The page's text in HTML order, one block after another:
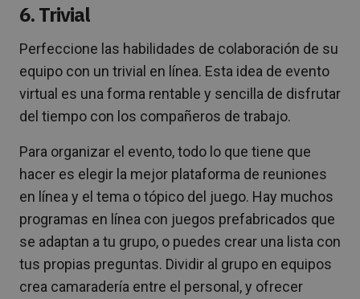
6. Trivial
Perfeccione las habilidades de colaboración de su
equipo con un trivial en línea. Esta idea de evento
virtual es una forma rentable y sencilla de disfrutar
del tiempo con los compañeros de trabajo.
Para organizar el evento, todo lo que tiene que
hacer es elegir la mejor plataforma de reuniones
en línea y el tema o tópico del juego. Hay muchos
programas en línea con juegos prefabricados que
se adaptan a tu grupo, o puedes crear una lista con
tus propias preguntas. Dividir al grupo en equipos
crea camaradería entre el personal, y ofrecer